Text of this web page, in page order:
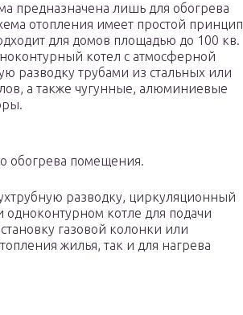
предназначена лишь для обогрева
отопления имеет простой принцип
для домов площадью до 100 кв.
котел с атмосферной
разводку трубами из стальных или
а также чугунные, алюминиевые
обогрева помещения.
разводку, циркуляционный
котле для подачи
газовой колонки или
жилья, так и для нагрева